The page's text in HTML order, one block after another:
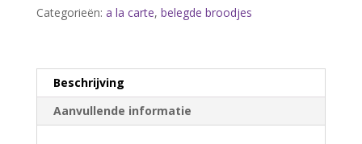
Categorieën: a la carte, belegde broodjes
Beschrijving
Aanvullende informatie